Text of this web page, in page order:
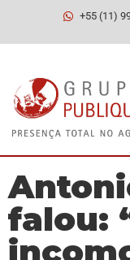
+55 (11)
falou: